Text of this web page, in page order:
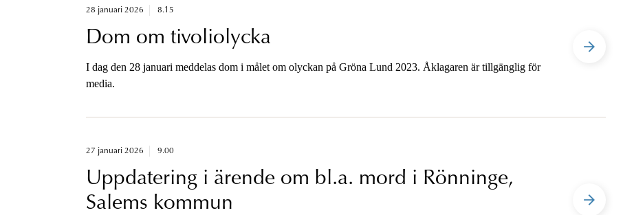
28 januari 2026 8.15
Dom om tivoliolycka
I dag den 28 januari meddelas dom i målet om olyckan på Gröna Lund 2023. Åklagaren är tillgänglig för
media.
27 januari 2026 9.00
Uppdatering i ärende om bl.a. mord i Rönninge,
Salems kommun